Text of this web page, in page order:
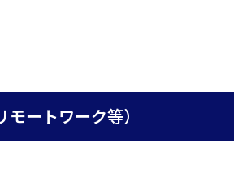
ートワーク等）